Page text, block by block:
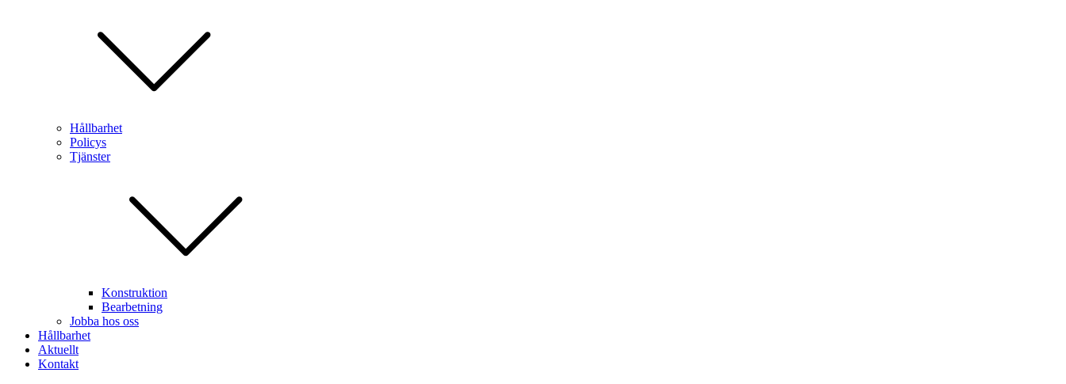
Hållbarhet
Policys
Tjänster
Konstruktion
Bearbetning
Jobba hos oss
Hållbarhet
Aktuellt
Kontakt